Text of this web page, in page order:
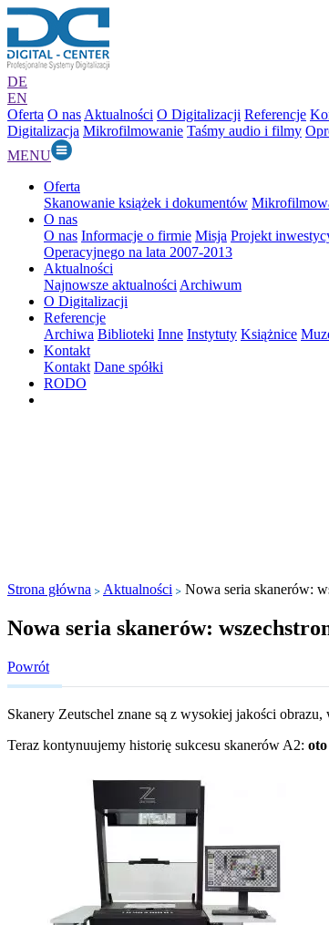
DE
EN
Oferta O nas Aktualności O Digitalizacji Referencje
Digitalizacja Mikrofilmowanie Taśmy audio i filmy
MENU
Oferta
Skanowanie książek i dokumentów
O nas
O nas Informacje o firmie Misja Projekt
Operacyjnego na lata 2007-2013
Aktualności
Najnowsze aktualności Archiwum
O Digitalizacji
Referencje
Archiwa Biblioteki Inne Instytuty Książnice
Kontakt
Kontakt Dane spółki
RODO
Strona główna Aktualności Nowa seria skanerów:
Nowa seria skanerów:
Powrót
Skanery Zeutschel znane są z wysokiej jakości
Teraz kontynuujemy historię sukcesu skanerów A2: